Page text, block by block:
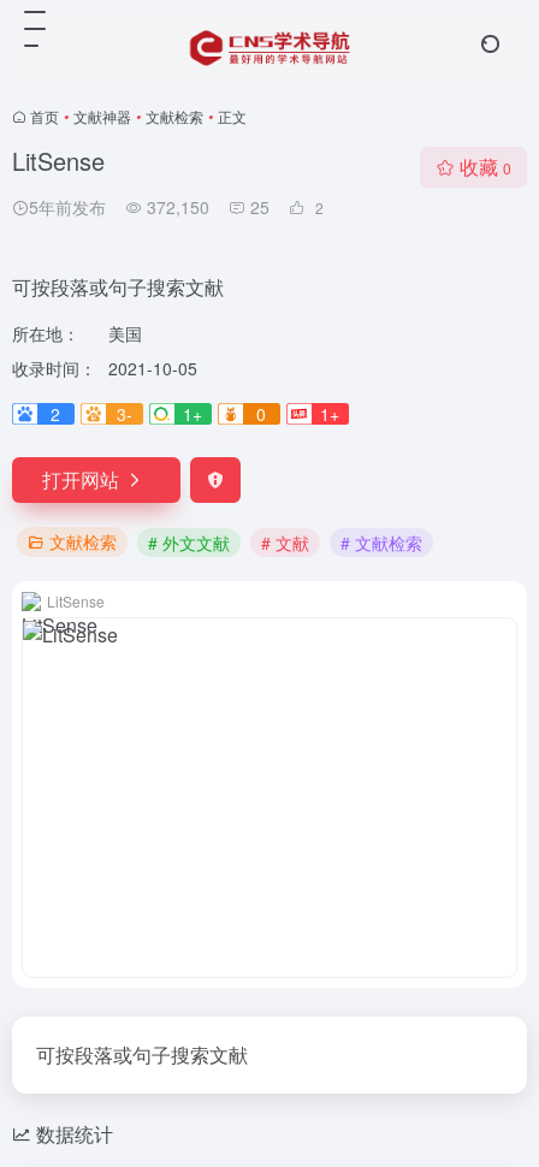
首页 • 文献神器 • 文献检索 • 正文
LitSense
5年前发布 372,150 25 2
收藏 0
可按段落或句子搜索文献
所在地：
美国
收录时间：
2021-10-05
2
3- 1+ 0 1+
打开网站
文献检索 # 外文文献 # 文献 # 文献检索
LitSense
可按段落或句子搜索文献
数据统计